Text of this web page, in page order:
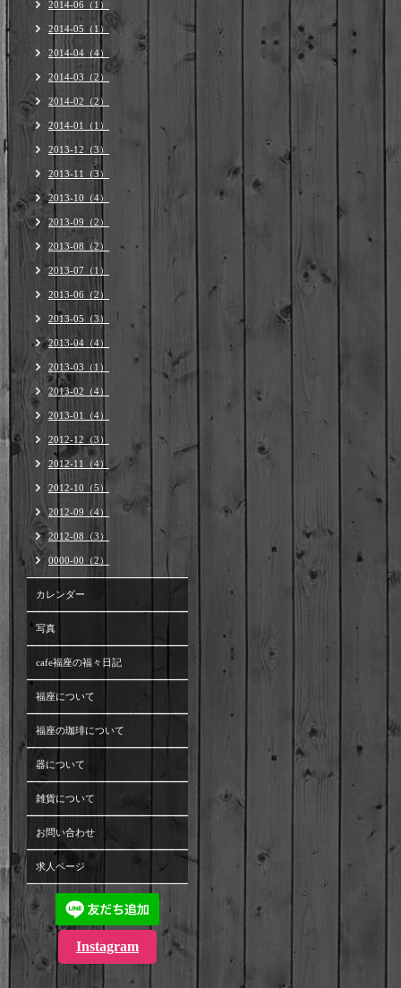
2014-06（1）
2014-05（1）
2014-04（4）
2014-03（2）
2014-02（2）
2014-01（1）
2013-12（3）
2013-11（3）
2013-10（4）
2013-09（2）
2013-08（2）
2013-07（1）
2013-06（2）
2013-05（3）
2013-04（4）
2013-03（1）
2013-02（4）
2013-01（4）
2012-12（3）
2012-11（4）
2012-10（5）
2012-09（4）
2012-08（3）
0000-00（2）
カレンダー
写真
cafe福座の福々日記
福座について
福座の珈琲について
器について
雑貨について
お問い合わせ
求人ページ
Instagram